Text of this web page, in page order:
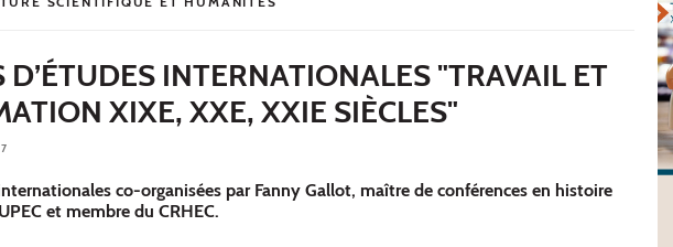
D’ÉTUDES INTERNATIONALES "TRAVAIL ET
XIXE, XXE, XXIE SIÈCLES"
co-organisées par Fanny Gallot, maître de conférences en histoire
et membre du CRHEC.